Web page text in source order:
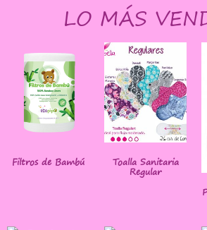
LO MÁS
Filtros de Bambú Toalla Sanitaria
Regular